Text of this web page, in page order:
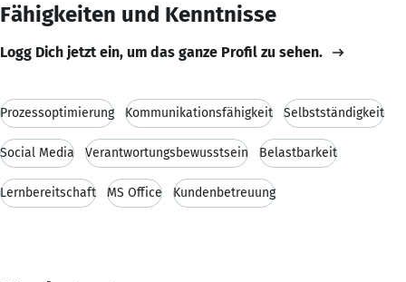
Fähigkeiten und Kenntnisse
Logg Dich jetzt ein, um das ganze Profil zu sehen.
Prozessoptimierung Kommunikationsfähigkeit Selbstständigkeit
Social Media Verantwortungsbewusstsein Belastbarkeit
Lernbereitschaft MS Office Kundenbetreuung